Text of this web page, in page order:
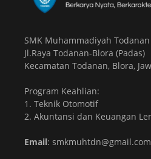
SMK Muhammadiyah Todanan
Jl.Raya Todanan-Blora (Padas)
Kecamatan Todanan, Blora,
Program Keahlian:
1. Teknik Otomotif
2. Akuntansi dan Keuangan
Email: smkmuhtdn@gmail.com